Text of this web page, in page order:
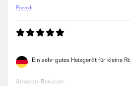
Prevedi
Ein sehr gutes Heizgerät für kleine
Amazon-Benutzer